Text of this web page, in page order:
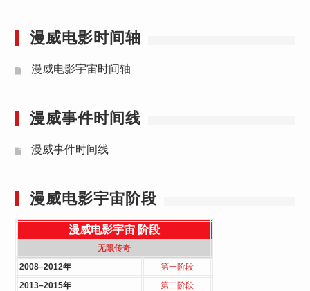
漫威电影时间轴
漫威电影宇宙时间轴
漫威事件时间线
漫威事件时间线
漫威电影宇宙阶段
漫威电影宇宙 阶段
无限传奇
2008–2012年
第一阶段
2013–2015年
第二阶段